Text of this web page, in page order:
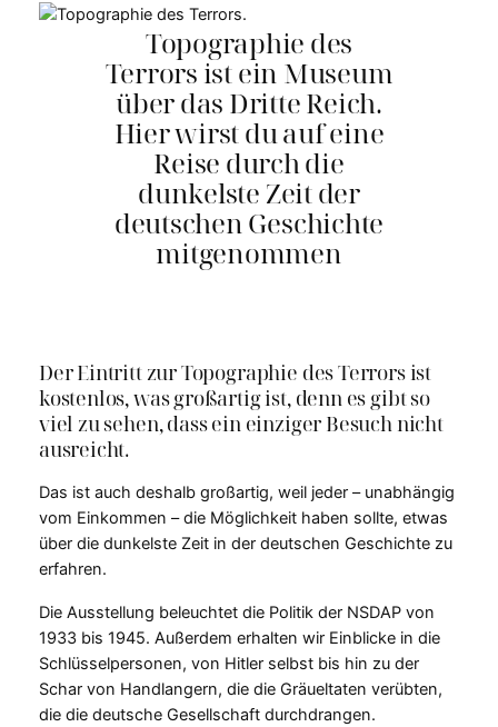
Topographie des
Terrors ist ein Museum
über das Dritte Reich.
Hier wirst du auf eine
Reise durch die
dunkelste Zeit der
deutschen Geschichte
mitgenommen
Der Eintritt zur Topographie des Terrors ist
kostenlos, was großartig ist, denn es gibt so
viel zu sehen, dass ein einziger Besuch nicht
ausreicht.
Das ist auch deshalb großartig, weil jeder – unabhängig
vom Einkommen – die Möglichkeit haben sollte, etwas
über die dunkelste Zeit in der deutschen Geschichte zu
erfahren.
Die Ausstellung beleuchtet die Politik der NSDAP von
1933 bis 1945. Außerdem erhalten wir Einblicke in die
Schlüsselpersonen, von Hitler selbst bis hin zu der
Schar von Handlangern, die die Gräueltaten verübten,
die die deutsche Gesellschaft durchdrangen.